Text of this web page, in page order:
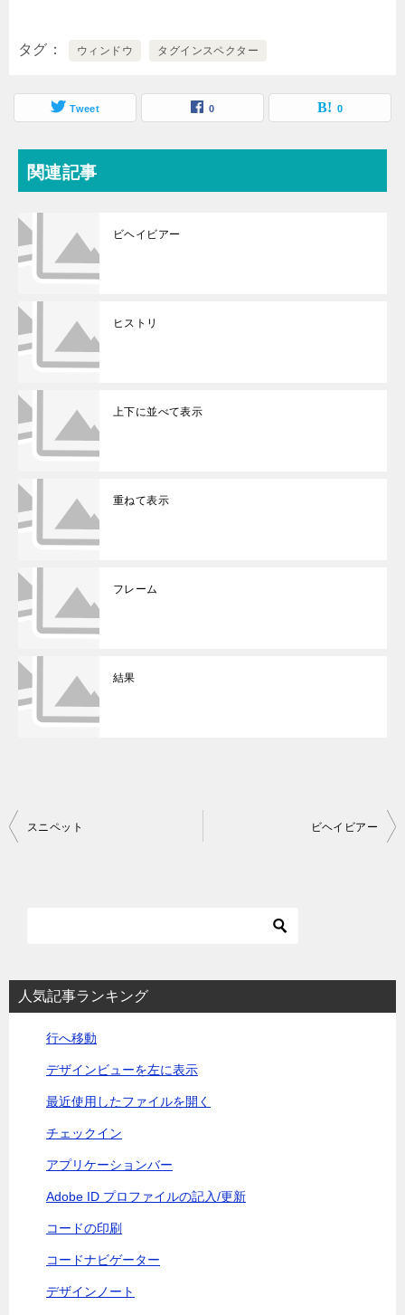
タグ ウィンドウ タグインスペクター
Tweet 0 0
関連記事
ビヘイビアー
ヒストリ
上下に並べて表示
重ねて表示
フレーム
結果
投
シ
スニペット ビヘイビアー
人気記事ランキング
行へ移動
デザインビューを左に表示
最近使用したファイルを開く
チェックイン
アプリケーションバー
Adobe ID プロファイルの記入/更新
コードの印刷
コードナビゲーター
デザインノート